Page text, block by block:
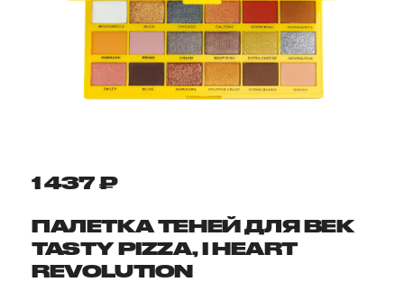
1 437 ₽
ПАЛЕТКА ТЕНЕЙ ДЛЯ ВЕК
TASTY PIZZA, I HEART
REVOLUTION